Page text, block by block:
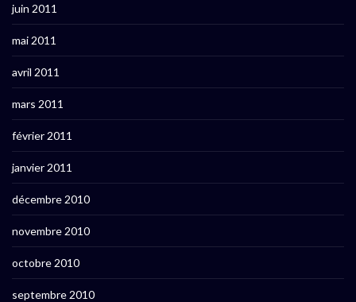
juin 2011
mai 2011
avril 2011
mars 2011
février 2011
janvier 2011
décembre 2010
novembre 2010
octobre 2010
septembre 2010